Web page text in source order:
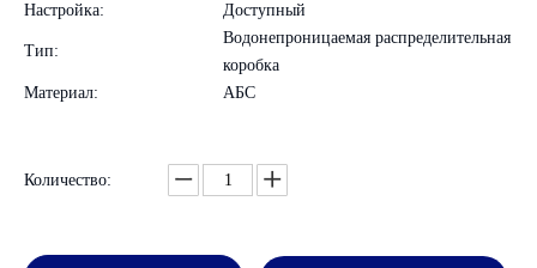
Настройка: Доступный
Тип:
Водонепроницаемая распределительная
коробка
Материал:
АБС
Количество: